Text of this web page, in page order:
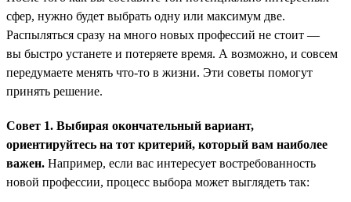
сфер, нужно будет выбрать одну или максимум две.
Распыляться сразу на много новых профессий не стоит —
вы быстро устанете и потеряете время. А возможно, и совсем
передумаете менять что-то в жизни. Эти советы помогут
принять решение.
Совет 1. Выбирая окончательный вариант,
ориентируйтесь на тот критерий, который вам наиболее
важен. Например, если вас интересует востребованность
новой профессии, процесс выбора может выглядеть так: